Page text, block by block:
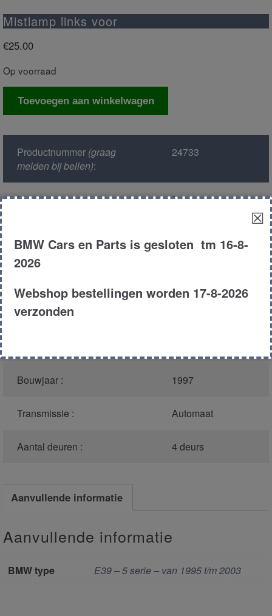
Mistlamp links voor
€25.00
Op voorraad
Mistlamp
Toevoegen aan winkelwagen
Productnummer(graag
melden bij bellen):
24733
Model : E39
Blau Metallic
Motor type :
Bouwjaar : 1997
Transmissie : Automaat
Aantal deuren : 4 deurs
Aanvullende informatie
Aanvullende informatie
BMW type E39 – 5 serie – van 1995 t/m 2003
☒
BMW Cars en Parts is gesloten tm 16-8-
2026
Webshop bestellingen worden 17-8-2026
verzonden